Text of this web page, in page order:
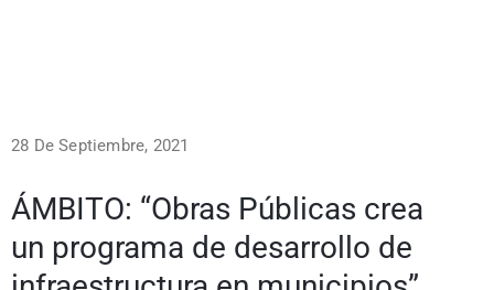
28 De Septiembre, 2021
ÁMBITO: “Obras Públicas crea
un programa de desarrollo de